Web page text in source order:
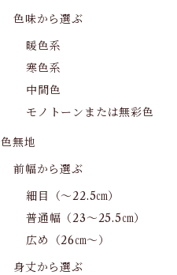
色味から選ぶ
暖色系
寒色系
中間色
モノトーンまたは無彩色
色無地
前幅から選ぶ
細目（～22.5㎝）
普通幅（23～25.5㎝）
広め（26㎝～）
身丈から選ぶ